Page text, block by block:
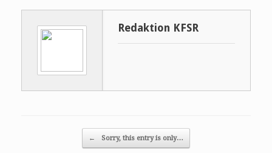
Redaktion KFSR
← Sorry, this entry is only…